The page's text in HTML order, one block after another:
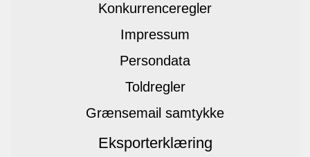
Konkurrenceregler
Impressum
Persondata
Toldregler
Grænsemail samtykke
Eksporterklæring